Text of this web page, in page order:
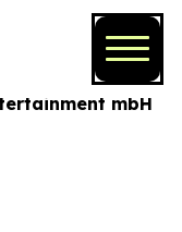
mbH